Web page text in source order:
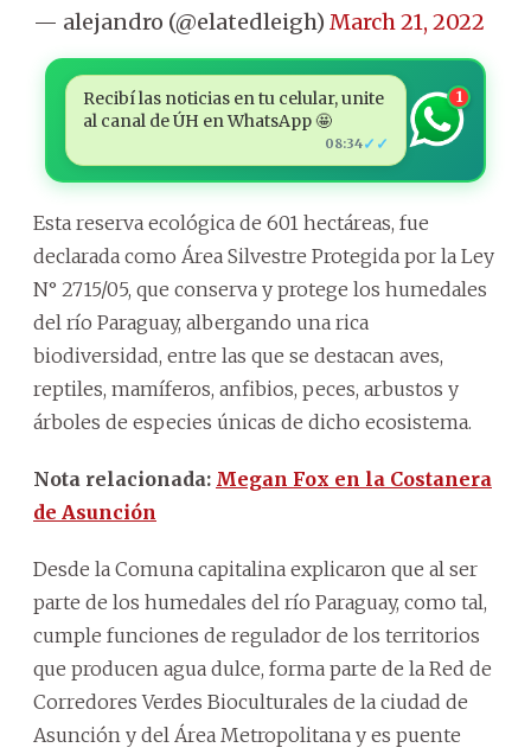
— alejandro (@elatedleigh) March 21, 2022
Recibí las noticias en tu celular, unite
al canal de ÚH en WhatsApp 🤩
08:34✓✓
1
Esta reserva ecológica de 601 hectáreas, fue
declarada como Área Silvestre Protegida por la Ley
N° 2715/05, que conserva y protege los humedales
del río Paraguay, albergando una rica
biodiversidad, entre las que se destacan aves,
reptiles, mamíferos, anfibios, peces, arbustos y
árboles de especies únicas de dicho ecosistema.
Nota relacionada: Megan Fox en la Costanera
de Asunción
Desde la Comuna capitalina explicaron que al ser
parte de los humedales del río Paraguay, como tal,
cumple funciones de regulador de los territorios
que producen agua dulce, forma parte de la Red de
Corredores Verdes Bioculturales de la ciudad de
Asunción y del Área Metropolitana y es puente